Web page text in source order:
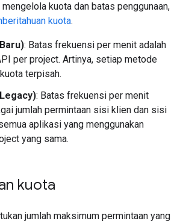
mengelola kuota dan batas penggunaan,
kuota.
: Batas frekuensi per menit adalah
per project. Artinya, setiap metode
terpisah.
: Batas frekuensi per menit
jumlah permintaan sisi klien dan sisi
aplikasi yang menggunakan
yang sama.
kuota
jumlah maksimum permintaan yang